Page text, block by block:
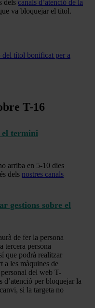
dels canals d’atenció de la
va bloquejar el títol.
títol bonificat per a
T-16
el termini
arriba en 5-10 dies
dels nostres canals
gestions sobre el
de fer la persona
tercera persona
que podrà realitzar
a les màquines de
del web T-
d’atenció per bloquejar la
si la targeta no